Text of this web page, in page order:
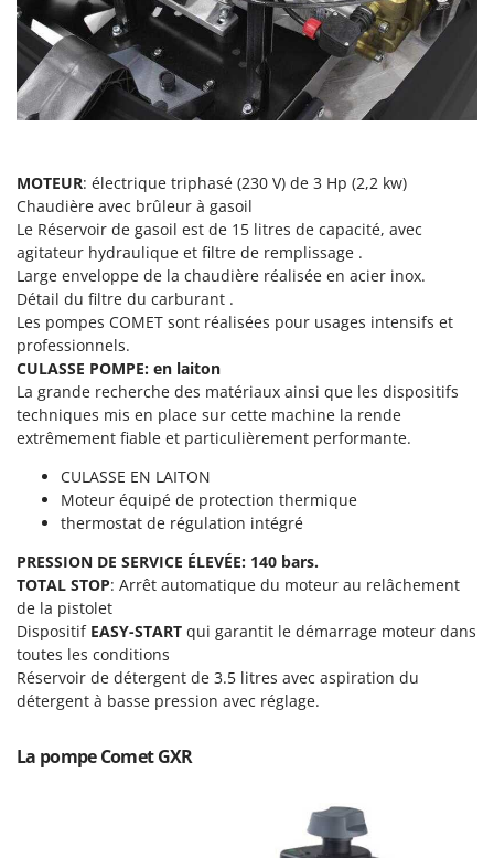
Pulvérisateurs
Pulvérisateurs portés
R
Rafraîchisseurs d'air par évaporation
Râpes à fromage électriques
Râteaux pour tracteur
Remplisseuses
Robots nettoyeurs de piscine
Robots Tondeuses
Rogneuses de souches
Rouleaux pour tracteur
S
Scies à os
Scies à Ruban
Scies alternatives à batterie
Scies de jardin télescopiques
Sécateurs électriques à batterie
Sécateurs et Échenilloirs manuels
Sécateurs pneumatiques
Semoirs et Épandeurs d'engrais
Socs pour tracteur
Soufreuses - Poudreuses à dos
GRIFO
GVS
GYS
Helvi
Henx
HiKOKI
Honda
I
Idromatic
Il-Tec
Imperia
Infaco
Intec
Intex
ITM
J JOLLY ITALIA
K
KAAZ
Kasco
MOTEUR: électrique triphasé (230 V) de 3 Hp (2,2 kw)
Chaudière avec brûleur à gasoil
Le Réservoir de gasoil est de 15 litres de capacité, avec
agitateur hydraulique et filtre de remplissage .
Large enveloppe de la chaudière réalisée en acier inox.
Détail du filtre du carburant .
Les pompes COMET sont réalisées pour usages intensifs et
professionnels.
CULASSE POMPE: en laiton
La grande recherche des matériaux ainsi que les dispositifs
techniques mis en place sur cette machine la rende
extrêmement fiable et particulièrement performante.
CULASSE EN LAITON
Moteur équipé de protection thermique
thermostat de régulation intégré
PRESSION DE SERVICE ÉLEVÉE: 140 bars.
TOTAL STOP: Arrêt automatique du moteur au relâchement
de la pistolet
Dispositif EASY-START qui garantit le démarrage moteur dans
toutes les conditions
Réservoir de détergent de 3.5 litres avec aspiration du
détergent à basse pression avec réglage.
La pompe Comet GXR